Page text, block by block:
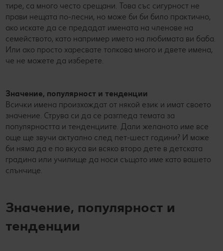
тире, са много често срещани. Това със сигурност не
прави нещата по-лесни, но може би би било практично,
ако искате да се предадат имената на членове на
семейството, като например името на любимата ви баба.
Или ако просто харесвате толкова много и двете имена,
че не можете да изберете.
Значение, популярност и тенденции
Всички имена произхождат от някой език и имат своето
значение. Струва си да се разгледа темата за
популярността и тенденциите. Дали желаното име все
още ще звучи актуално след пет-шест години? И може
би няма да е по вкуса ви всяко второ дете в детската
градина или училище да носи същото име като вашето
слънчице.
Значение, популярност и
тенденции